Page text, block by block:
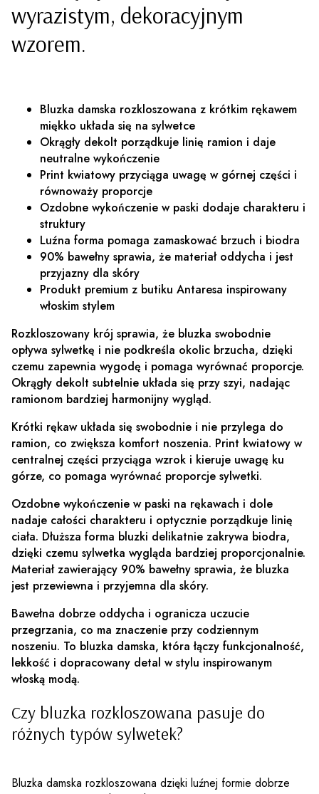
wyrazistym, dekoracyjnym
wzorem.
Bluzka damska rozkloszowana z krótkim rękawem
miękko układa się na sylwetce
Okrągły dekolt porządkuje linię ramion i daje
neutralne wykończenie
Print kwiatowy przyciąga uwagę w górnej części i
równoważy proporcje
Ozdobne wykończenie w paski dodaje charakteru i
struktury
Luźna forma pomaga zamaskować brzuch i biodra
90% bawełny sprawia, że materiał oddycha i jest
przyjazny dla skóry
Produkt premium z butiku Antaresa inspirowany
włoskim stylem
Rozkloszowany krój sprawia, że bluzka swobodnie
opływa sylwetkę i nie podkreśla okolic brzucha, dzięki
czemu zapewnia wygodę i pomaga wyrównać proporcje.
Okrągły dekolt subtelnie układa się przy szyi, nadając
ramionom bardziej harmonijny wygląd.
Krótki rękaw układa się swobodnie i nie przylega do
ramion, co zwiększa komfort noszenia. Print kwiatowy w
centralnej części przyciąga wzrok i kieruje uwagę ku
górze, co pomaga wyrównać proporcje sylwetki.
Ozdobne wykończenie w paski na rękawach i dole
nadaje całości charakteru i optycznie porządkuje linię
ciała. Dłuższa forma bluzki delikatnie zakrywa biodra,
dzięki czemu sylwetka wygląda bardziej proporcjonalnie.
Materiał zawierający 90% bawełny sprawia, że bluzka
jest przewiewna i przyjemna dla skóry.
Bawełna dobrze oddycha i ogranicza uczucie
przegrzania, co ma znaczenie przy codziennym
noszeniu. To bluzka damska, która łączy funkcjonalność,
lekkość i dopracowany detal w stylu inspirowanym
włoską modą.
Czy bluzka rozkloszowana pasuje do
różnych typów sylwetek?
Bluzka damska rozkloszowana dzięki luźnej formie dobrze